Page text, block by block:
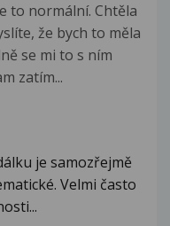
to normální. Chtěla
že bych to měla
se mi to s ním
zatím...
je samozřejmě
Velmi často